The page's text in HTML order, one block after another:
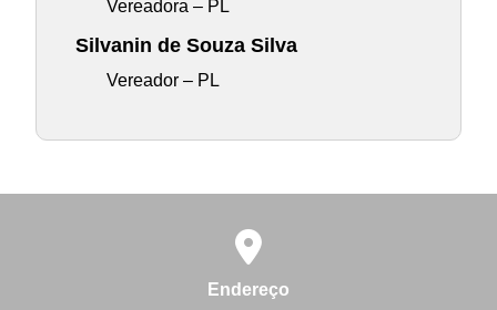
Vereadora – PL
Silvanin de Souza Silva
Vereador – PL
Endereço